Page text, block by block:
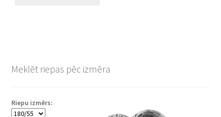
Meklēt riepas pēc izmēra
Riepu izmērs: